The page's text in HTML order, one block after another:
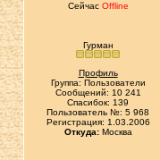
Сейчас Offline
Гурман
Профиль
Группа: Пользователи
Сообщений: 10 241
Спасибок: 139
Пользователь №: 5 968
Регистрация: 1.03.2006
Откуда:Москва